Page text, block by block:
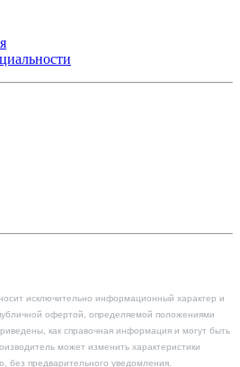
исключительно информационный характер и
офертой, определяемой положениями
как справочная информация и могут быть
может изменить характеристики
без предварительного уведомления.